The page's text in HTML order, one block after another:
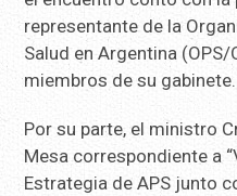
representante de la
Salud en Argentina (OPS/
miembros de su gabinete.
Por su parte, el ministro
Mesa correspondiente a
Estrategia de APS junto